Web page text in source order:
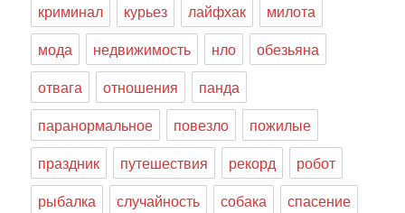
криминал
курьез лайфхак
милота
мода
недвижимость нло
обезьяна
отвага
отношения
панда
паранормальное
повезло
пожилые
праздник
путешествия рекорд
робот
рыбалка
случайность собака
спасение